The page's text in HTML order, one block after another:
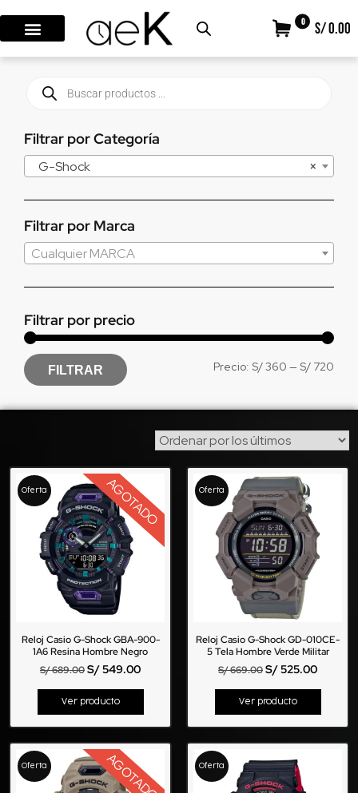
0 S/ 0.00
Filtrar por Categoría
×
G-Shock
Filtrar por Marca
Cualquier MARCA
Filtrar por precio
FILTRAR Precio: S/ 360 — S/ 720
Oferta AGOTADO
Reloj Casio G-Shock GBA-900-
1A6 Resina Hombre Negro
S/689.00S/549.00
Ver producto
Oferta
Reloj Casio G-Shock GD-010CE-
5 Tela Hombre Verde Militar
S/669.00S/525.00
Ver producto
Oferta AGOTADO Oferta